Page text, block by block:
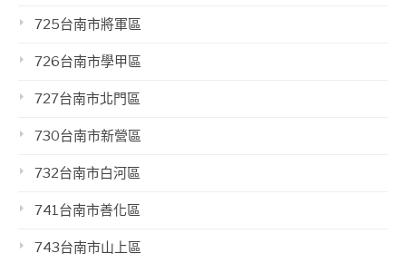
725台南市將軍區
726台南市學甲區
727台南市北門區
730台南市新營區
732台南市白河區
741台南市善化區
743台南市山上區